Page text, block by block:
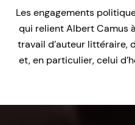
Les engagements
qui relient Albert Camus
travail d’auteur littéraire,
et, en particulier, celui